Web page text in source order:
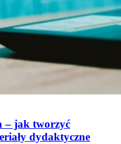
– jak tworzyć
dydaktyczne